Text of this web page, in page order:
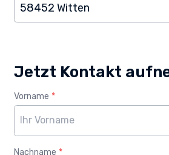
58452 Witten
Jetzt Kontakt
Webseite
Alter
Vorname *
Nachname *